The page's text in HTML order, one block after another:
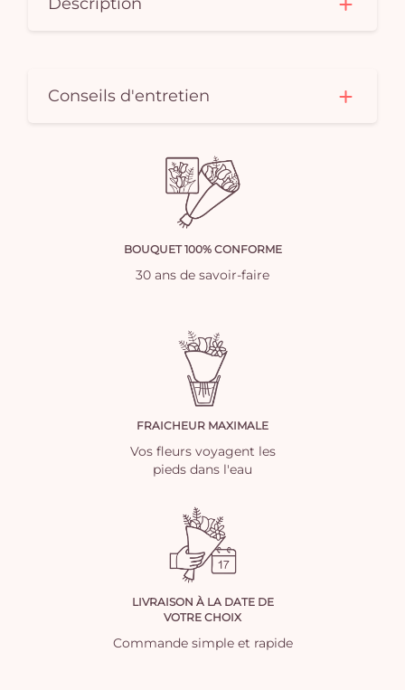
Conseils d'entretien
BOUQUET 100% CONFORME
30 ans de savoir-faire
FRAICHEUR MAXIMALE
Vos fleurs voyagent les
pieds dans l'eau
LIVRAISON À LA DATE DE
VOTRE CHOIX
Commande simple et rapide